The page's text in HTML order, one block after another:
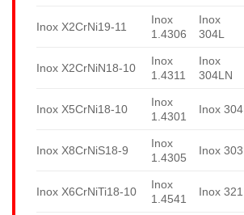
Inox X2CrNi19-11
Inox
1.4306
Inox
304L
Inox X2CrNiN18-10
Inox
1.4311
Inox
304LN
Inox X5CrNi18-10
Inox
1.4301
Inox 304
Inox X8CrNiS18-9
Inox
1.4305
Inox 303
Inox X6CrNiTi18-10
Inox
1.4541
Inox 321